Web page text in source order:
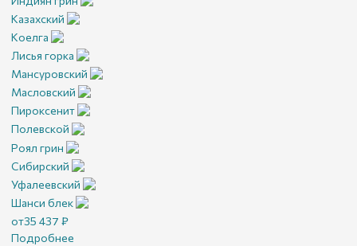
Казахский
Коелга
Лисья горка
Мансуровский
Масловский
Пироксенит
Полевской
Роял грин
Сибирский
Уфалеевский
Шанси блек
от35 437 ₽
Подробнее